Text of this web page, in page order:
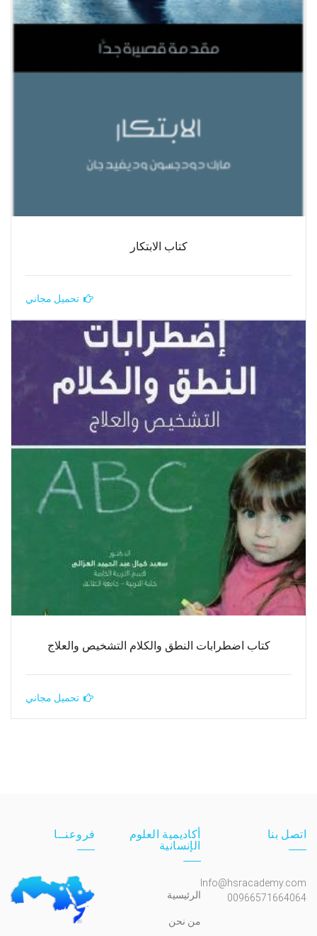
كتاب الابتكار
تحميل مجاني
كتاب اضطرابات النطق والكلام التشخيص والعلاج
تحميل مجاني
اتصل بنا
Info@hsracademy.com
00966571664064
أكاديمية العلوم
الإنسانية
الرئيسية
من نحن
فروعنــا